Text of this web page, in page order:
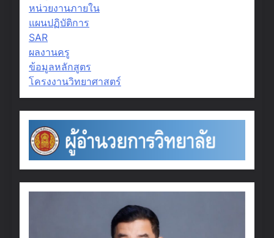
หน่วยงานภายใน
แผนปฏิบัติการ
SAR
ผลงานครู
ข้อมูลหลักสูตร
โครงงานวิทยาศาสตร์